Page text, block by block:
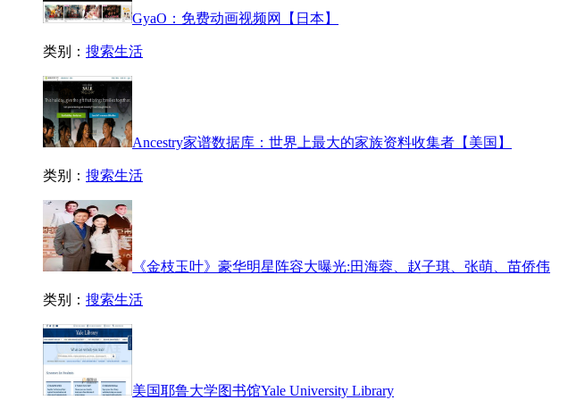
GyaO：免费动画视频网【日本】
类别： 搜索生活
Ancestry家谱数据库：世界上最大的家族资料收集者【美国】
类别： 搜索生活
《金枝玉叶》豪华明星阵容大曝光:田海蓉、赵子琪、张萌、苗侨伟
类别： 搜索生活
美国耶鲁大学图书馆Yale University Library